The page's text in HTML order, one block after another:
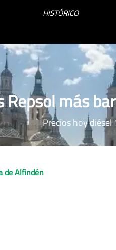
HISTÓRICO
Repsol más
Precios hoy
de Alfindén